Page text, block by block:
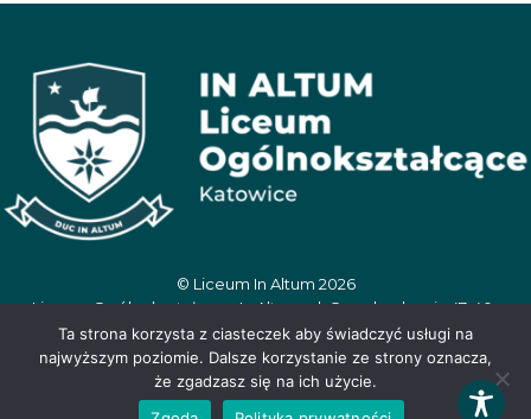
© Liceum In Altum 2026
Liceum Ogólnokształcące In Altum, ul. Oswobodzenia 47, 40-
404 Katowice, tel. 506 390 359, e-mail:
inaltum.sekretariat@wegielek.edu.pl
Ta strona korzysta z ciasteczek aby świadczyć usługi na
najwyższym poziomie. Dalsze korzystanie ze strony oznacza,
że zgadzasz się na ich użycie.